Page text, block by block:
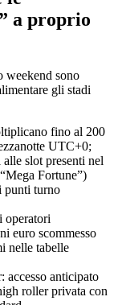
a proprio
weekend sono
gli stadi
fino al ​200
UTC+0;
slot presenti nel
Fortune”)
punti turno
operatori
euro scommesso
nelle tabelle
accesso anticipato
roller privata con